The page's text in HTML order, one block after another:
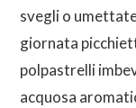
svegli o
giornata
polpastrelli
acquosa